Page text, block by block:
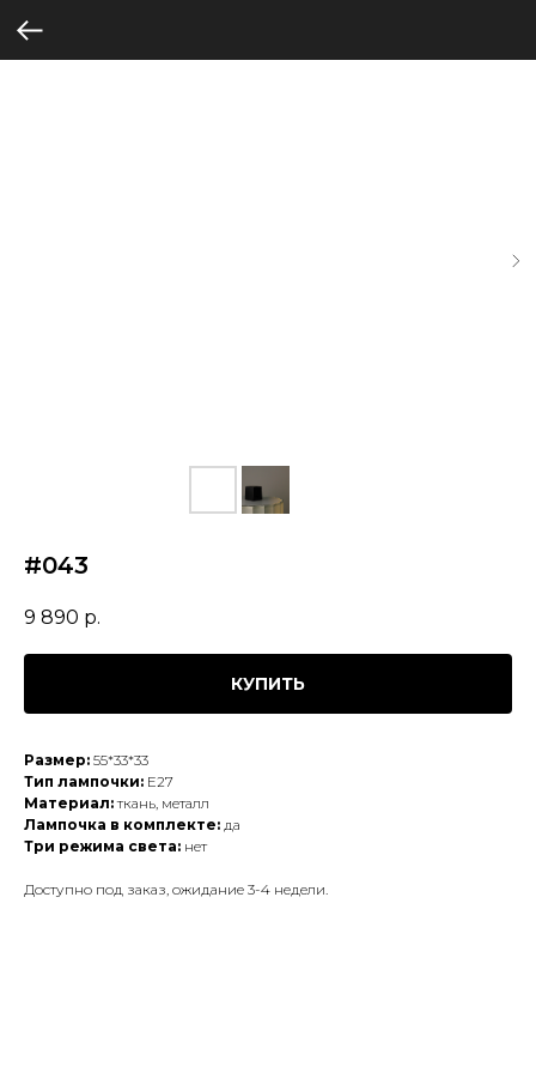
#043
9 890 р.
КУПИТЬ
Размер: 55*33*33
Тип лампочки: E27
Материал:ткань, металл
Лампочка в комплекте: да
Три режима света: нет
Доступно под заказ, ожидание 3-4 недели.